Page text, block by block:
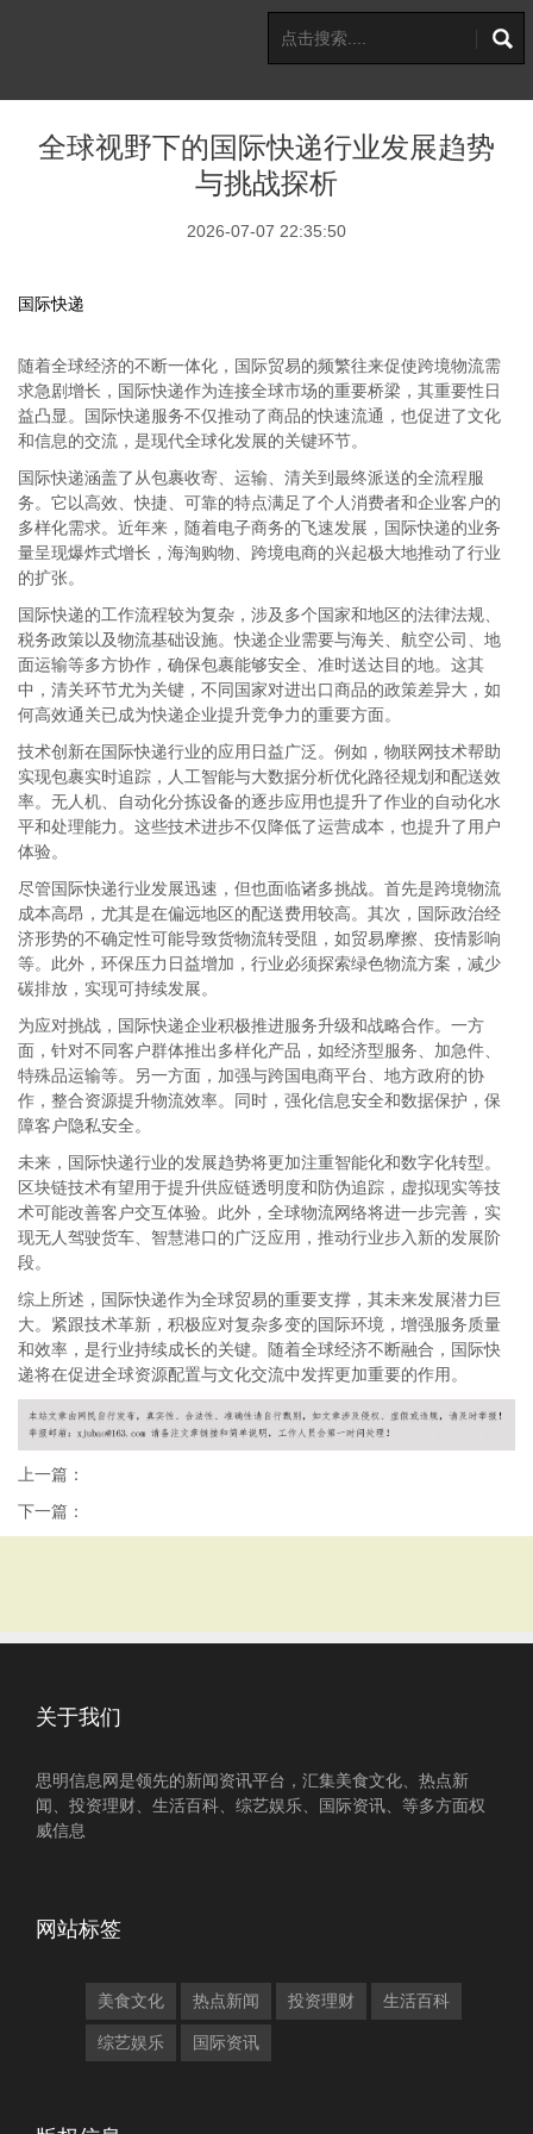
全球视野下的国际快递行业发展趋势
与挑战探析
2026-07-07 22:35:50
国际快递
随着全球经济的不断一体化，国际贸易的频繁往来促使跨境物流需
求急剧增长，国际快递作为连接全球市场的重要桥梁，其重要性日
益凸显。国际快递服务不仅推动了商品的快速流通，也促进了文化
和信息的交流，是现代全球化发展的关键环节。
国际快递涵盖了从包裹收寄、运输、清关到最终派送的全流程服
务。它以高效、快捷、可靠的特点满足了个人消费者和企业客户的
多样化需求。近年来，随着电子商务的飞速发展，国际快递的业务
量呈现爆炸式增长，海淘购物、跨境电商的兴起极大地推动了行业
的扩张。
国际快递的工作流程较为复杂，涉及多个国家和地区的法律法规、
税务政策以及物流基础设施。快递企业需要与海关、航空公司、地
面运输等多方协作，确保包裹能够安全、准时送达目的地。这其
中，清关环节尤为关键，不同国家对进出口商品的政策差异大，如
何高效通关已成为快递企业提升竞争力的重要方面。
技术创新在国际快递行业的应用日益广泛。例如，物联网技术帮助
实现包裹实时追踪，人工智能与大数据分析优化路径规划和配送效
率。无人机、自动化分拣设备的逐步应用也提升了作业的自动化水
平和处理能力。这些技术进步不仅降低了运营成本，也提升了用户
体验。
尽管国际快递行业发展迅速，但也面临诸多挑战。首先是跨境物流
成本高昂，尤其是在偏远地区的配送费用较高。其次，国际政治经
济形势的不确定性可能导致货物流转受阻，如贸易摩擦、疫情影响
等。此外，环保压力日益增加，行业必须探索绿色物流方案，减少
碳排放，实现可持续发展。
为应对挑战，国际快递企业积极推进服务升级和战略合作。一方
面，针对不同客户群体推出多样化产品，如经济型服务、加急件、
特殊品运输等。另一方面，加强与跨国电商平台、地方政府的协
作，整合资源提升物流效率。同时，强化信息安全和数据保护，保
障客户隐私安全。
未来，国际快递行业的发展趋势将更加注重智能化和数字化转型。
区块链技术有望用于提升供应链透明度和防伪追踪，虚拟现实等技
术可能改善客户交互体验。此外，全球物流网络将进一步完善，实
现无人驾驶货车、智慧港口的广泛应用，推动行业步入新的发展阶
段。
综上所述，国际快递作为全球贸易的重要支撑，其未来发展潜力巨
大。紧跟技术革新，积极应对复杂多变的国际环境，增强服务质量
和效率，是行业持续成长的关键。随着全球经济不断融合，国际快
递将在促进全球资源配置与文化交流中发挥更加重要的作用。
上一篇：
下一篇：
关于我们
思明信息网是领先的新闻资讯平台，汇集美食文化、热点新
闻、投资理财、生活百科、综艺娱乐、国际资讯、等多方面权
威信息
网站标签
美食文化 热点新闻 投资理财 生活百科
综艺娱乐 国际资讯